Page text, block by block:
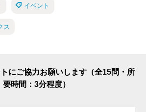
イベント
ス
にご協力お願いします（全15問・所
要時間：3分程度）